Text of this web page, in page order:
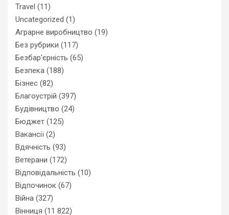
Travel (11)
Uncategorized (1)
Аграрне виробництво (19)
Без рубрики (117)
Безбар'єрність (65)
Безпека (188)
Бізнес (82)
Благоустрій (397)
Будівництво (24)
Бюджет (125)
Вакансії (2)
Вдячність (93)
Ветерани (172)
Відповідальність (10)
Відпочинок (67)
Війна (327)
Вінниця (11 822)